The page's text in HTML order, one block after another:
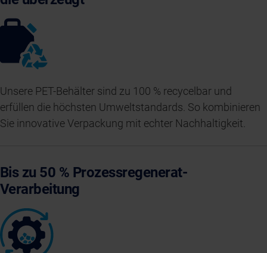
Unsere PET-Behälter sind zu 100 % recycelbar und
erfüllen die höchsten Umweltstandards. So kombinieren
Sie innovative Verpackung mit echter Nachhaltigkeit.
Bis zu 50 % Prozessregenerat-
Verarbeitung